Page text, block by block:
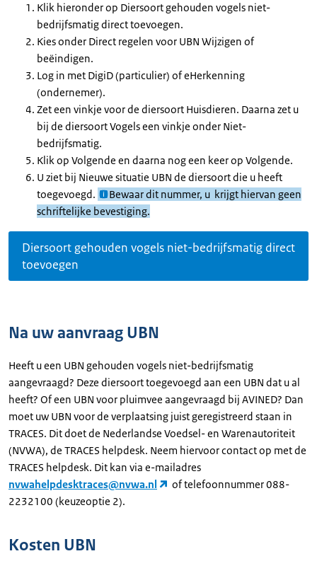
Klik hieronder op Diersoort gehouden vogels niet-
bedrijfsmatig direct toevoegen.
Kies onder Direct regelen voor UBN Wijzigen of
beëindigen.
Log in met DigiD (particulier) of eHerkenning
(ondernemer).
Zet een vinkje voor de diersoort Huisdieren. Daarna zet u
bij de diersoort Vogels een vinkje onder Niet-
bedrijfsmatig.
Klik op Volgende en daarna nog een keer op Volgende.
U ziet bij Nieuwe situatie UBN de diersoort die u heeft
toegevoegd.
Bewaar dit nummer, u krijgt hiervan geen
schriftelijke bevestiging.
Diersoort gehouden vogels niet-bedrijfsmatig direct
toevoegen
Na uw aanvraag UBN
Heeft u een UBN gehouden vogels niet-bedrijfsmatig
aangevraagd? Deze diersoort toegevoegd aan een UBN dat u al
heeft? Of een UBN voor pluimvee aangevraagd bij AVINED? Dan
moet uw UBN voor de verplaatsing juist geregistreerd staan in
TRACES. Dit doet de Nederlandse Voedsel- en Warenautoriteit
(NVWA), de TRACES helpdesk. Neem hiervoor contact op met de
TRACES helpdesk. Dit kan via e-mailadres
nvwahelpdesktraces@nvwa.nl
of telefoonnummer 088-
2232100 (keuzeoptie 2).
Kosten UBN